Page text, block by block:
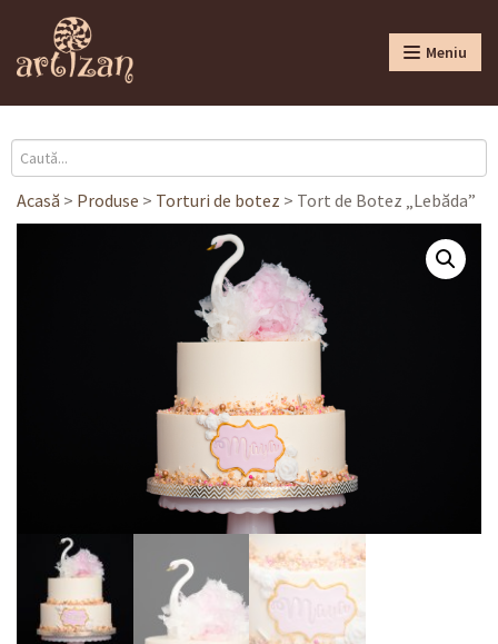
Meniu
Acasă > Produse > Torturi de botez > Tort de Botez „Lebăda”